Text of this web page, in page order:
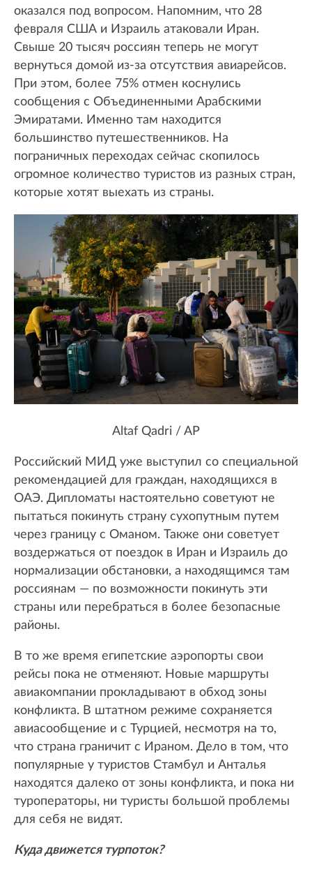
оказался под вопросом. Напомним, что 28
февраля США и Израиль атаковали Иран.
Свыше 20 тысяч россиян теперь не могут
вернуться домой из-за отсутствия авиарейсов.
При этом, более 75% отмен коснулись
сообщения с Объединенными Арабскими
Эмиратами. Именно там находится
большинство путешественников. На
пограничных переходах сейчас скопилось
огромное количество туристов из разных стран,
которые хотят выехать из страны.
Altaf Qadri / AP
Российский МИД уже выступил со специальной
рекомендацией для граждан, находящихся в
ОАЭ. Дипломаты настоятельно советуют не
пытаться покинуть страну сухопутным путем
через границу с Оманом. Также они советует
воздержаться от поездок в Иран и Израиль до
нормализации обстановки, а находящимся там
россиянам — по возможности покинуть эти
страны или перебраться в более безопасные
районы.
В то же время египетские аэропорты свои
рейсы пока не отменяют. Новые маршруты
авиакомпании прокладывают в обход зоны
конфликта. В штатном режиме сохраняется
авиасообщение и с Турцией, несмотря на то,
что страна граничит с Ираном. Дело в том, что
популярные у туристов Стамбул и Анталья
находятся далеко от зоны конфликта, и пока ни
туроператоры, ни туристы большой проблемы
для себя не видят.
Куда движется турпоток?